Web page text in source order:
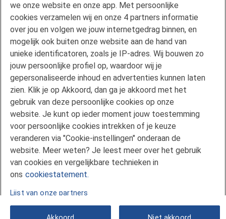
Privacyverklaring
Disclaimer
Gebruikersvoorwaarden FAN
Actuele rente
Downloads
Kredietgids
Toegang aanvragen
Over Florius
Samenwerken met Florius
Pers
Nieuwsbrief
Volg ons op LinkedIn
we onze website en onze app. Met persoonlijke
cookies verzamelen wij en onze 4 partners informatie
over jou en volgen we jouw internetgedrag binnen, en
mogelijk ook buiten onze website aan de hand van
unieke identificatoren, zoals je IP-adres. Wij bouwen zo
jouw persoonlijke profiel op, waardoor wij je
gepersonaliseerde inhoud en advertenties kunnen laten
zien. Klik je op Akkoord, dan ga je akkoord met het
gebruik van deze persoonlijke cookies op onze
website. Je kunt op ieder moment jouw toestemming
voor persoonlijke cookies intrekken of je keuze
veranderen via "Cookie-instellingen" onderaan de
website. Meer weten? Je leest meer over het gebruik
van cookies en vergelijkbare technieken in
ons cookiestatement.
Lijst van onze partners